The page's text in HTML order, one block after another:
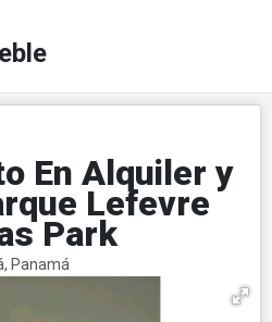
En Alquiler y
Lefevre
Park
Panamá